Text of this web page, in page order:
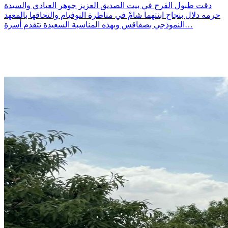
دقت طبول الفرح في بيت الصديق العزيز جوهر العيادي والسيدة
حرمه دلال بنجاح ابنتهما شامْ في مناظرة النوفيام والتحاقها بالمعهد
النموذجي بصفاقس وبهذه المناسبة السعيدة تتقدم أسرة…